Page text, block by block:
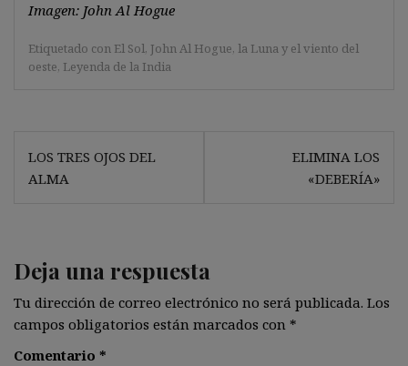
Imagen: John Al Hogue
Etiquetado con El Sol, John Al Hogue, la Luna y el viento del
oeste, Leyenda de la India
Navegación
de
LOS TRES OJOS DEL
ALMA
ELIMINA LOS
«DEBERÍA»
Deja una respuesta
Tu dirección de correo electrónico no será publicada. Los
campos obligatorios están marcados con *
Comentario *